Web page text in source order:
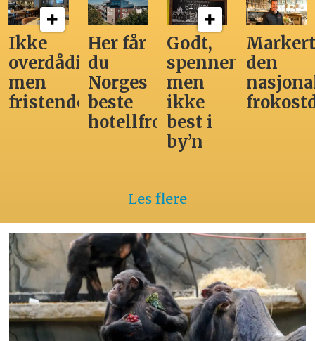
Ikke
overdådig,
men
fristende
Her får
du
Norges
beste
hotellfrokost
Godt,
spennende,
men
ikke
best i
by’n
den
Les flere